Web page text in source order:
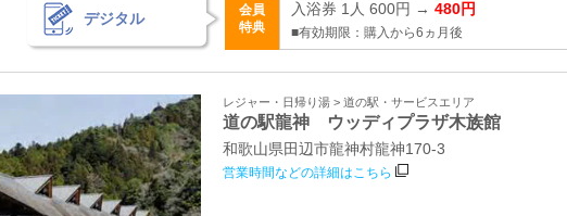
デジタル
会員
特典
入浴券 1人 600円 → 480円
■有効期限：購入から6ヵ月後
レジャー・日帰り湯 > 道の駅・サービスエリア
道の駅龍神 ウッディプラザ木族館
和歌山県田辺市龍神村龍神170‐3
営業時間などの詳細はこちら